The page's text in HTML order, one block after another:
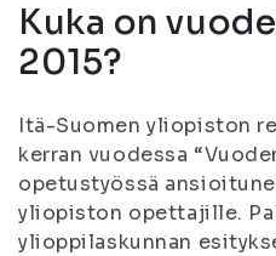
Kuka on
2015?
Itä-Suomen yliopiston
kerran vuodessa
opetustyössä
yliopiston opettajille.
ylioppilaskunnan